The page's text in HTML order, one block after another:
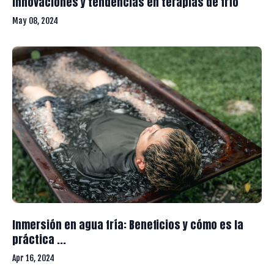
May 08, 2024
Inmersión en agua fría: Beneficios y cómo es la
práctica ...
Apr 16, 2024